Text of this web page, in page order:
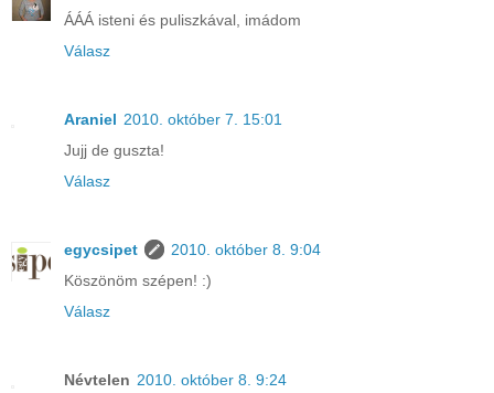
ÁÁÁ isteni és puliszkával, imádom
Válasz
Araniel 2010. október 7. 15:01
Jujj de guszta!
Válasz
egycsipet
2010. október 8. 9:04
Köszönöm szépen! :)
Válasz
Névtelen 2010. október 8. 9:24